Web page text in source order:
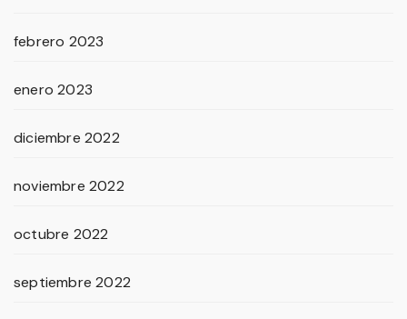
febrero 2023
enero 2023
diciembre 2022
noviembre 2022
octubre 2022
septiembre 2022